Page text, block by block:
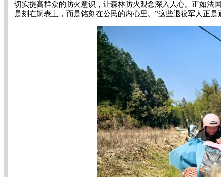
切实提高群众的防火意识，让森林防火观念深入人心。正如法
是刻在铜表上，而是铭刻在公民的内心里。”这些退役军人正